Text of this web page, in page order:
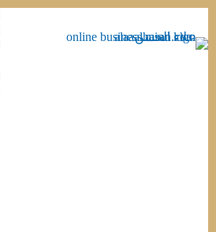
المحتوى